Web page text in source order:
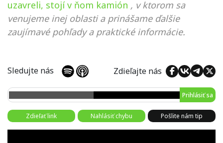
uzavreli, stojí v ňom kamión , v ktorom sa
venujeme inej oblasti a prinášame ďalšie
zaujímavé pohľady a praktické informácie.
Sledujte nás Zdieľajte nás
Prihlásiť sa
Zdieľať link Nahlásiť chybu Pošlite nám tip